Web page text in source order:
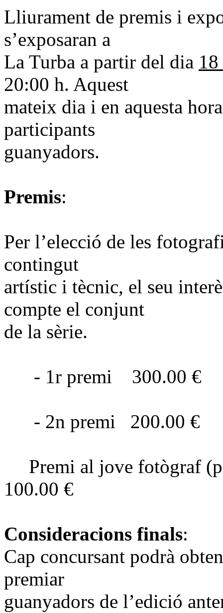
Lliurament de premis i
s’exposaran a
La Turba a partir del dia
20:00 h. Aquest
mateix dia i en aquesta
participants
guanyadors.
Premis:
Per l’elecció de les
contingut
artístic i tècnic, el seu
compte el conjunt
de la sèrie.
- 1r premi 300.00 €
- 2n premi 200.00 €
Premi al jove fotògraf
100.00 €
Consideracions finals:
Cap concursant podrà
premiar
guanyadors de l’edició